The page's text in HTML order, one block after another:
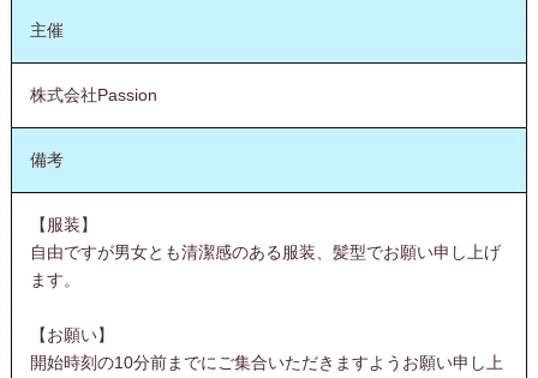
主催
株式会社Passion
備考
【服装】
自由ですが男女とも清潔感のある服装、髪型でお願い申し上げ
ます。
【お願い】
開始時刻の10分前までにご集合いただきますようお願い申し上